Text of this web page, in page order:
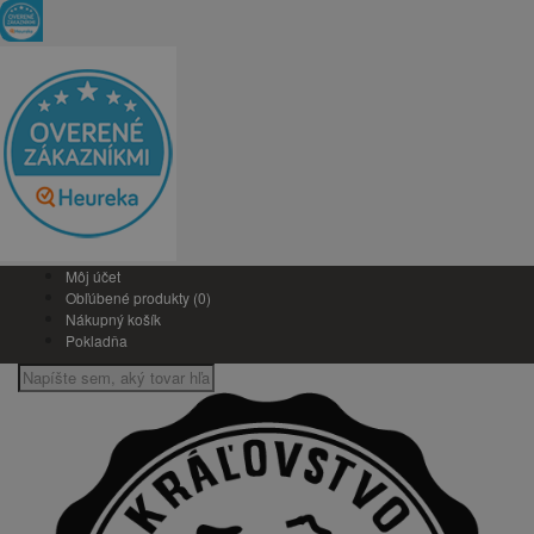
Môj účet
Obľúbené produkty (0)
Nákupný košík
Pokladňa